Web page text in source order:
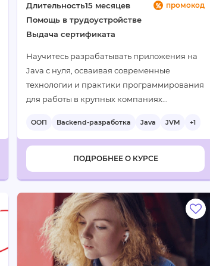
промокод
Длительность15 месяцев
Помощь в трудоустройстве
Выдача сертификата
Научитесь разрабатывать приложения на
Java с нуля, осваивая современные
технологии и практики программирования
для работы в крупных компаниях…
ООП Backend-разработка Java JVM +1
ПОДРОБНЕЕ О КУРСЕ